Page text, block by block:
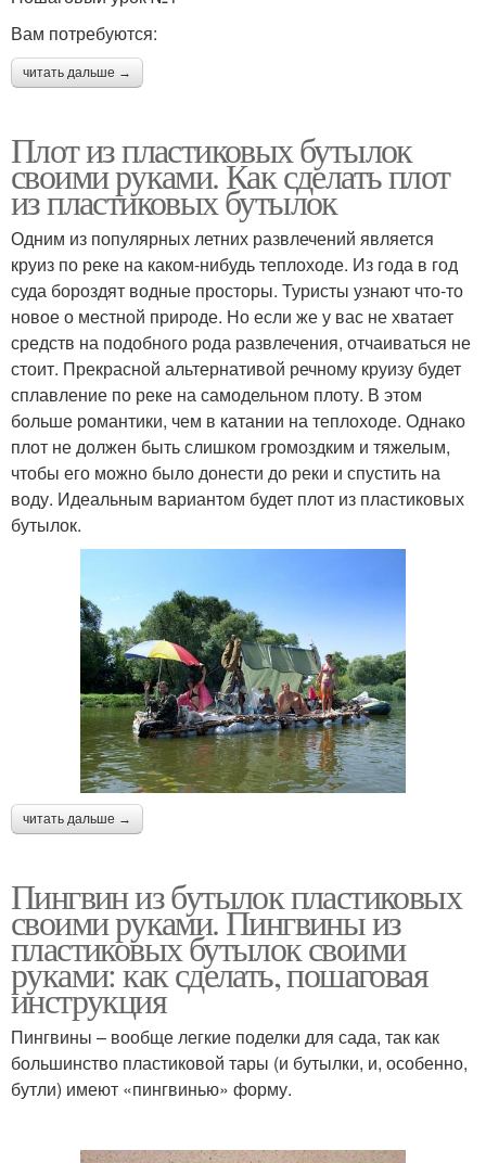
Вам потребуются:
читать дальше →
Плот из пластиковых бутылок
своими руками. Как сделать плот
из пластиковых бутылок
Одним из популярных летних развлечений является
круиз по реке на каком-нибудь теплоходе. Из года в год
суда бороздят водные просторы. Туристы узнают что-то
новое о местной природе. Но если же у вас не хватает
средств на подобного рода развлечения, отчаиваться не
стоит. Прекрасной альтернативой речному круизу будет
сплавление по реке на самодельном плоту. В этом
больше романтики, чем в катании на теплоходе. Однако
плот не должен быть слишком громоздким и тяжелым,
чтобы его можно было донести до реки и спустить на
воду. Идеальным вариантом будет плот из пластиковых
бутылок.
читать дальше →
Пингвин из бутылок пластиковых
своими руками. Пингвины из
пластиковых бутылок своими
руками: как сделать, пошаговая
инструкция
Пингвины – вообще легкие поделки для сада, так как
большинство пластиковой тары (и бутылки, и, особенно,
бутли) имеют «пингвинью» форму.